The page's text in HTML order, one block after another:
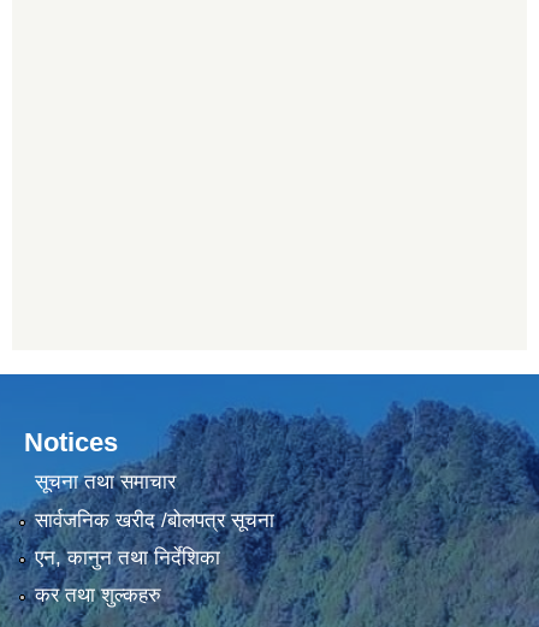
Notices
सूचना तथा समाचार
सार्वजनिक खरीद /बोलपत्र सूचना
एन, कानुन तथा निर्देशिका
कर तथा शुल्कहरु